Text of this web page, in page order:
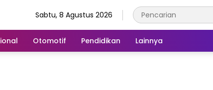
Sabtu, 8 Agustus 2026
Otomotif Pendidikan Lainnya